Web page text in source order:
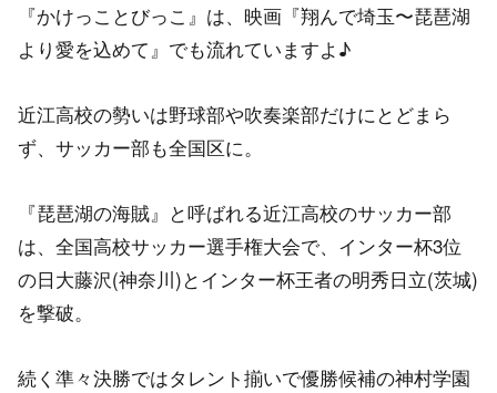
『かけっことびっこ』は、映画『翔んで埼玉〜琵琶湖
より愛を込めて』でも流れていますよ♪
近江高校の勢いは野球部や吹奏楽部だけにとどまら
ず、サッカー部も全国区に。
『琵琶湖の海賊』と呼ばれる近江高校のサッカー部
は、全国高校サッカー選手権大会で、インター杯3位
の日大藤沢(神奈川)とインター杯王者の明秀日立(茨城)
を撃破。
続く準々決勝ではタレント揃いで優勝候補の神村学園